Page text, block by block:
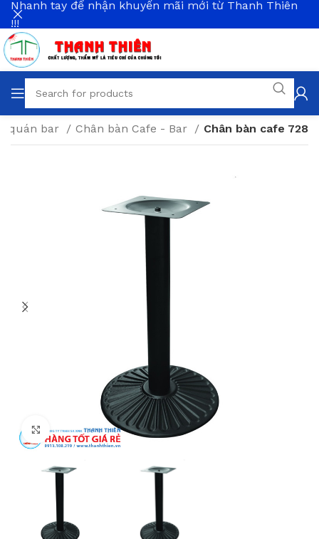
quán bar Chân bàn Cafe - Bar Chân bàn cafe 728
Click to enlarge
Nhanh tay để nhận khuyến mãi mới từ Thanh Thiên
!!!